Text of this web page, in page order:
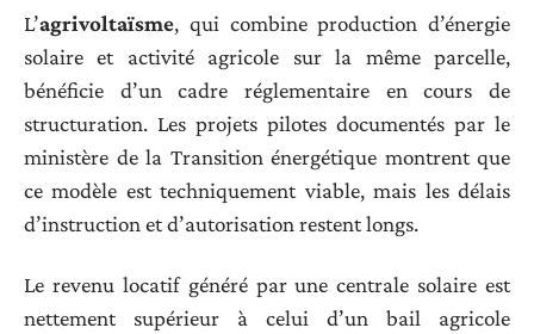
L’agrivoltaïsme, qui combine production d’énergie
solaire et activité agricole sur la même parcelle,
bénéficie d’un cadre réglementaire en cours de
structuration. Les projets pilotes documentés par le
ministère de la Transition énergétique montrent que
ce modèle est techniquement viable, mais les délais
d’instruction et d’autorisation restent longs.
Le revenu locatif généré par une centrale solaire est
nettement supérieur à celui d’un bail agricole